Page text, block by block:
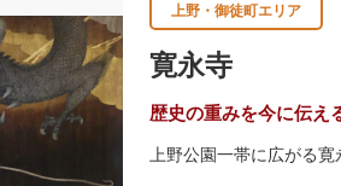
上野・御徒町エリア
寛永寺
歴史の重みを今に伝え
上野公園一帯に広がる